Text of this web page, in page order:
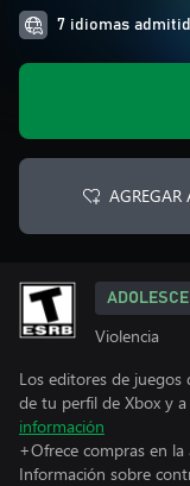
7 idiomas
AGREGAR
Violencia
Los editores de juegos
de tu perfil de Xbox y
información
+Ofrece compras en la
Información sobre